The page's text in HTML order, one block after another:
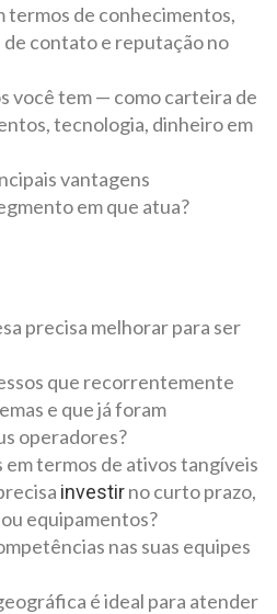
termos de conhecimentos,
de contato e reputação no
você tem — como carteira de
tecnologia, dinheiro em
vantagens
em que atua?
precisa melhorar para ser
que recorrentemente
e que já foram
operadores?
em termos de ativos tangíveis
investirno curto prazo,
equipamentos?
nas suas equipes
é ideal para atender